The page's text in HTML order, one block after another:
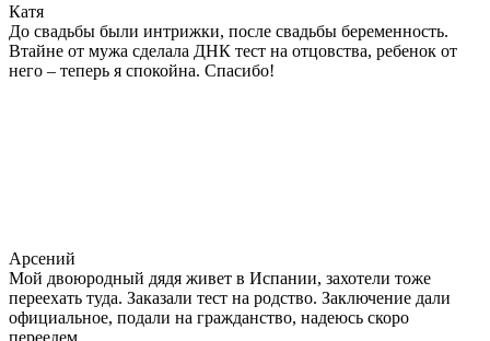
Катя
До свадьбы были интрижки, после свадьбы беременность.
Втайне от мужа сделала ДНК тест на отцовства, ребенок от
него – теперь я спокойна. Спасибо!
Арсений
Мой двоюродный дядя живет в Испании, захотели тоже
переехать туда. Заказали тест на родство. Заключение дали
официальное, подали на гражданство, надеюсь скоро
переедем.